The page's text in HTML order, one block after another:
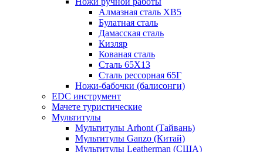
Алмазная сталь ХВ5
Булатная сталь
Дамасская сталь
Кизляр
Кованая сталь
Сталь 65Х13
Сталь рессорная 65Г
Ножи-бабочки (балисонги)
EDC инструмент
Мачете туристические
Мультитулы
Мультитулы Arhont (Тайвань)
Мультитулы Ganzo (Китай)
Мультитулы Leatherman (США)